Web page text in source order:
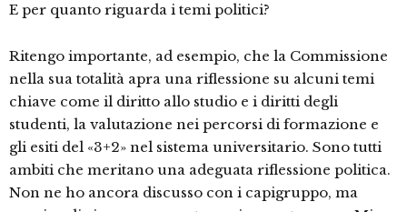
E per quanto riguarda i temi politici?
Ritengo importante, ad esempio, che la Commissione
nella sua totalità apra una riflessione su alcuni temi
chiave come il diritto allo studio e i diritti degli
studenti, la valutazione nei percorsi di formazione e
gli esiti del «3+2» nel sistema universitario. Sono tutti
ambiti che meritano una adeguata riflessione politica.
Non ne ho ancora discusso con i capigruppo, ma